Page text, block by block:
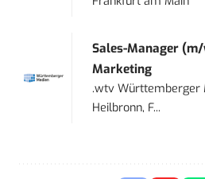
Sales-Manager
Marketing
.wtv Württemberger
Heilbronn, F...